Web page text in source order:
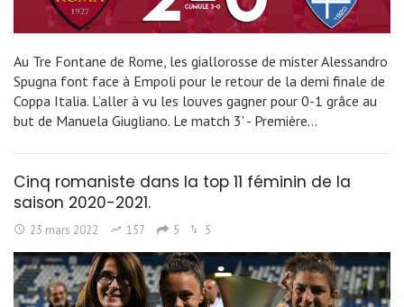
Au Tre Fontane de Rome, les giallorosse de mister Alessandro
Spugna font face à Empoli pour le retour de la demi finale de
Coppa Italia. L’aller à vu les louves gagner pour 0-1 grâce au
but de Manuela Giugliano. Le match 3' - Première…
Cinq romaniste dans la top 11 féminin de la
saison 2020-2021.
23 mars 2022 157 5 5